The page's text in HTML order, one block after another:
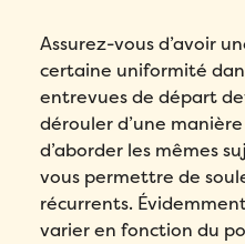
Assurez-vous d’avoir
certaine uniformité
entrevues de départ
dérouler d’une
d’aborder les mêmes
vous permettre de
récurrents.
varier en fonction du